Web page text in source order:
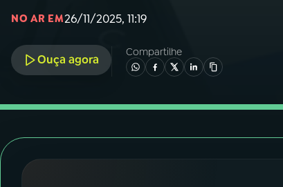
03PROGRAMAÇÃO
04PROGRAMAS
05PODCASTS
NO AR EM26/11/2025, 11:19
Ouça agora
Compartilhe